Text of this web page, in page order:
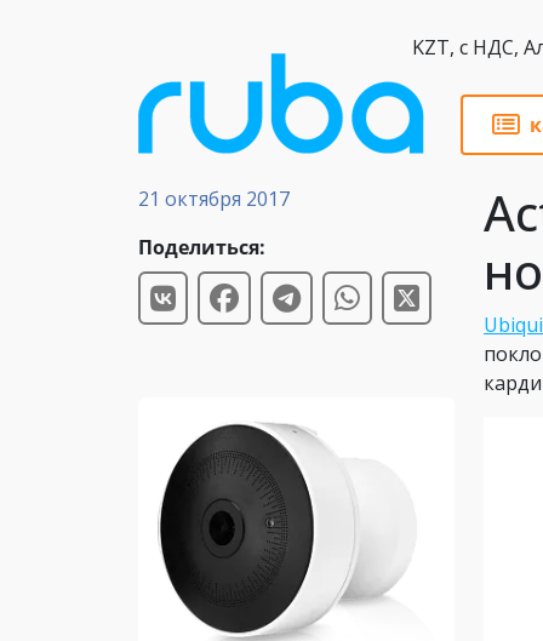
Новости
21 октября 2017
Поделиться: